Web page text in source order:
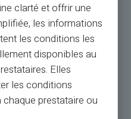
clarté et offrir une
les informations
les conditions les
disponibles au
Elles
les conditions
prestataire ou